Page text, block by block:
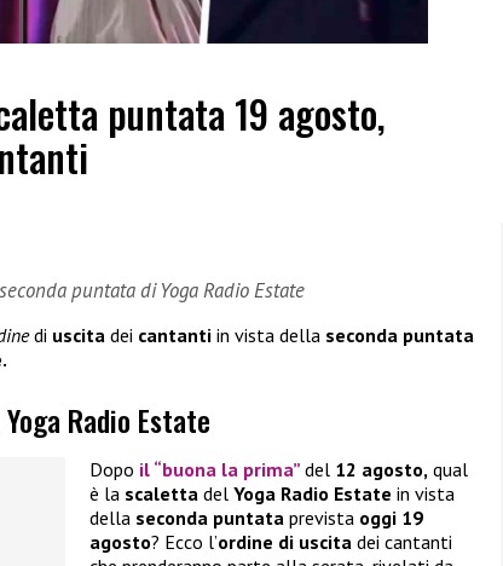
puntata 19 agosto,
puntata di Yoga Radio Estate
di uscita dei cantanti in vista della seconda puntata
Radio Estate
Dopo il “buona la prima” del 12 agosto, qual
è la scaletta del Yoga Radio Estate in vista
della seconda puntata prevista oggi 19
agosto? Ecco l’ordine di uscita dei cantanti